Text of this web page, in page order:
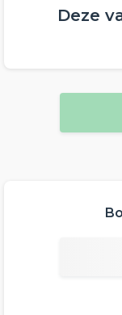
Deze